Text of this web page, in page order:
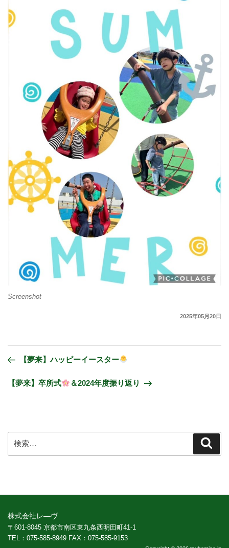
Screenshot
2025年05月20日
【夢来】ハッピーイースター
【夢来】卒所式 ＆2024年度振り返り
株式会社レ―ヴ
〒601-8045 京都市南区東九条西明田町41-1
TEL：075-585-8949 FAX：075-585-9153